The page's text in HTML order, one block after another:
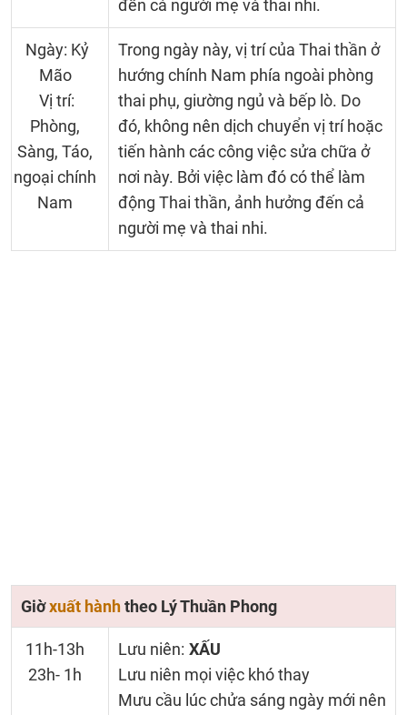
đến cả người mẹ và thai nhi.
Ngày: Kỷ
Mão
Vị trí:
Phòng,
Sàng, Táo,
ngoại chính
Nam
Trong ngày này, vị trí của Thai thần ở
hướng chính Nam phía ngoài phòng
thai phụ, giường ngủ và bếp lò. Do
đó, không nên dịch chuyển vị trí hoặc
tiến hành các công việc sửa chữa ở
nơi này. Bởi việc làm đó có thể làm
động Thai thần, ảnh hưởng đến cả
người mẹ và thai nhi.
Giờxuất hànhtheo Lý Thuần Phong
11h-13h
23h- 1h
Lưu niên: XẤU
Lưu niên mọi việc khó thay
Mưu cầu lúc chửa sáng ngày mới nên